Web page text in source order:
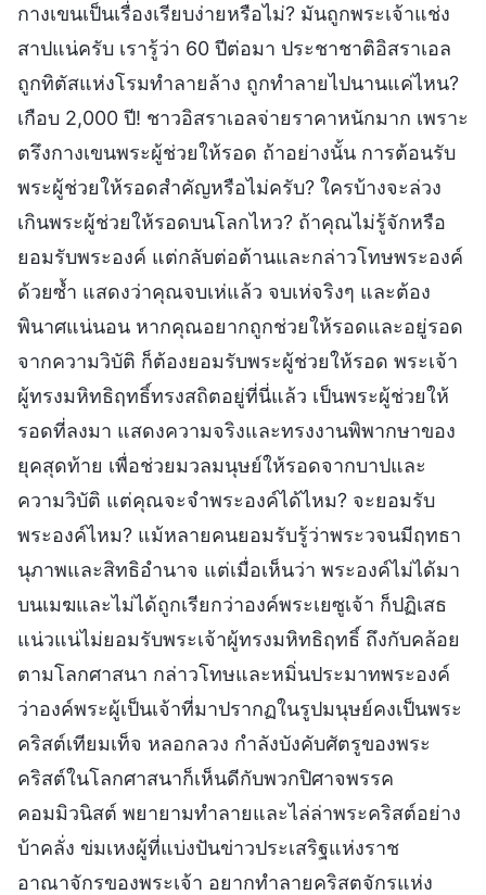
กางเขนเป็นเรื่องเรียบง่ายหรือไม่? มันถูกพระเจ้าแช่ง
สาปแน่ครับ เรารู้ว่า 60 ปีต่อมา ประชาชาติอิสราเอล
ถูกทิตัสแห่งโรมทำลายล้าง ถูกทำลายไปนานแค่ไหน?
เกือบ 2,000 ปี! ชาวอิสราเอลจ่ายราคาหนักมาก เพราะ
ตรึงกางเขนพระผู้ช่วยให้รอด ถ้าอย่างนั้น การต้อนรับ
พระผู้ช่วยให้รอดสำคัญหรือไม่ครับ? ใครบ้างจะล่วง
เกินพระผู้ช่วยให้รอดบนโลกไหว? ถ้าคุณไม่รู้จักหรือ
ยอมรับพระองค์ แต่กลับต่อต้านและกล่าวโทษพระองค์
ด้วยซ้ำ แสดงว่าคุณจบเห่แล้ว จบเห่จริงๆ และต้อง
พินาศแน่นอน หากคุณอยากถูกช่วยให้รอดและอยู่รอด
จากความวิบัติ ก็ต้องยอมรับพระผู้ช่วยให้รอด พระเจ้า
ผู้ทรงมหิทธิฤทธิ์ทรงสถิตอยู่ที่นี่แล้ว เป็นพระผู้ช่วยให้
รอดที่ลงมา แสดงความจริงและทรงงานพิพากษาของ
ยุคสุดท้าย เพื่อช่วยมวลมนุษย์ให้รอดจากบาปและ
ความวิบัติ แต่คุณจะจำพระองค์ได้ไหม? จะยอมรับ
พระองค์ไหม? แม้หลายคนยอมรับรู้ว่าพระวจนมีฤทธา
นุภาพและสิทธิอำนาจ แต่เมื่อเห็นว่า พระองค์ไม่ได้มา
บนเมฆและไม่ได้ถูกเรียกว่าองค์พระเยซูเจ้า ก็ปฏิเสธ
แน่วแน่ไม่ยอมรับพระเจ้าผู้ทรงมหิทธิฤทธิ์ ถึงกับคล้อย
ตามโลกศาสนา กล่าวโทษและหมิ่นประมาทพระองค์
ว่าองค์พระผู้เป็นเจ้าที่มาปรากฏในรูปมนุษย์คงเป็นพระ
คริสต์เทียมเท็จ หลอกลวง กำลังบังคับศัตรูของพระ
คริสต์ในโลกศาสนาก็เห็นดีกับพวกปิศาจพรรค
คอมมิวนิสต์ พยายามทำลายและไล่ล่าพระคริสต์อย่าง
บ้าคลั่ง ข่มเหงผู้ที่แบ่งปันข่าวประเสริฐแห่งราช
อาณาจักรของพระเจ้า อยากทำลายคริสตจักรแห่ง